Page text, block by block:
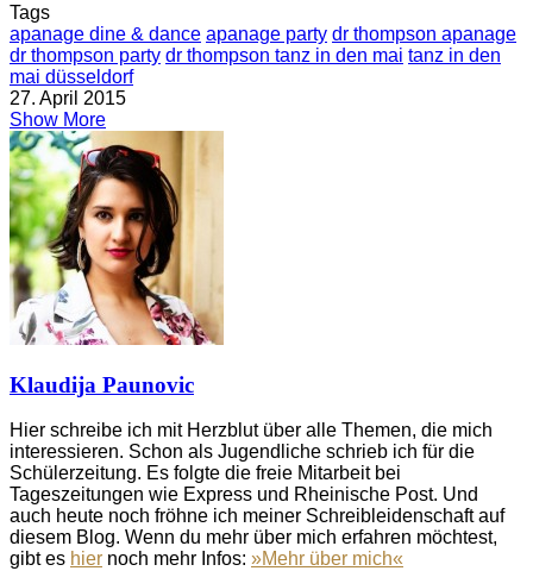
Tags
apanage dine & dance apanage party dr thompson apanage
dr thompson party dr thompson tanz in den mai tanz in den
mai düsseldorf
27. April 2015
Show More
Klaudija Paunovic
Hier schreibe ich mit Herzblut über alle Themen, die mich
interessieren. Schon als Jugendliche schrieb ich für die
Schülerzeitung. Es folgte die freie Mitarbeit bei
Tageszeitungen wie Express und Rheinische Post. Und
auch heute noch fröhne ich meiner Schreibleidenschaft auf
diesem Blog. Wenn du mehr über mich erfahren möchtest,
gibt es hier noch mehr Infos: »Mehr über mich«